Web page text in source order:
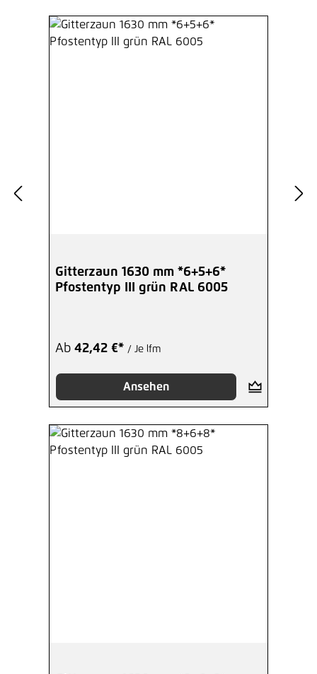
Gitterzaun 1630 mm *6+5+6*
Pfostentyp III grün RAL 6005
Ab 42,42 €* / Je lfm
Ansehen